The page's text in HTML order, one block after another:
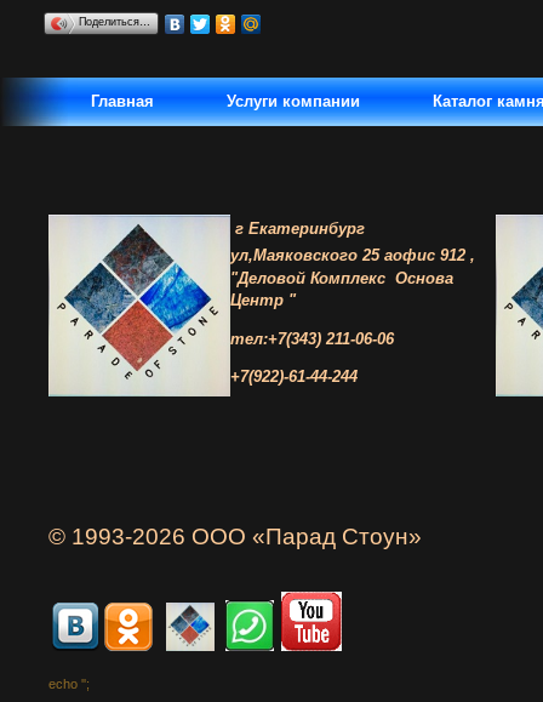
Поделиться…
Главная Услуги компании Каталог
г Екатеринбург
ул,Маяковского 25 аофис 912 ,
"Деловой Комплекс Основа
Центр "
тел:+7(343) 211-06-06
+7(922)-61-44-244
© 1993-2026 ООО «Парад Стоун»
echo '';